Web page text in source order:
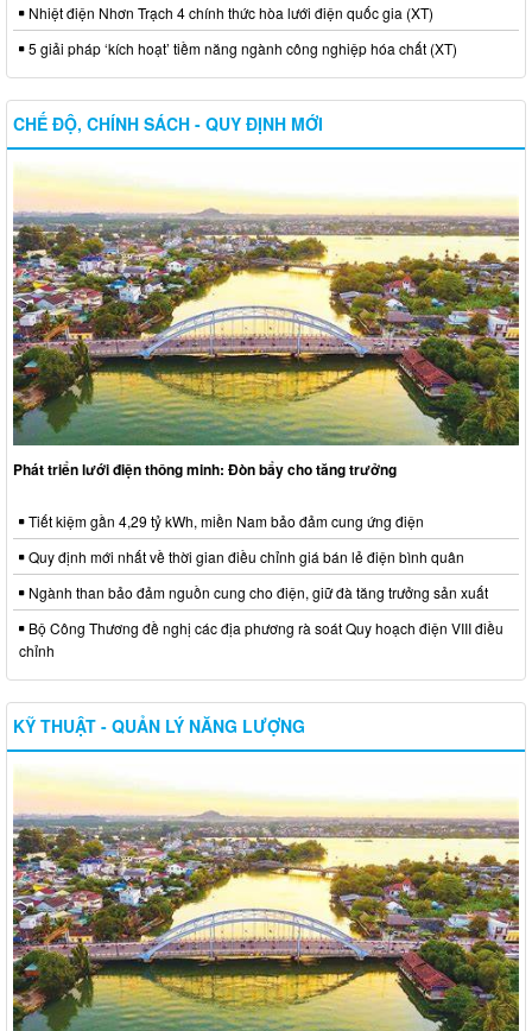
Nhiệt điện Nhơn Trạch 4 chính thức hòa lưới điện quốc gia (XT)
5 giải pháp ‘kích hoạt’ tiềm năng ngành công nghiệp hóa chất (XT)
CHẾ ĐỘ, CHÍNH SÁCH - QUY ĐỊNH MỚI
Phát triển lưới điện thông minh: Đòn bẩy cho tăng trưởng
Tiết kiệm gần 4,29 tỷ kWh, miền Nam bảo đảm cung ứng điện
Quy định mới nhất về thời gian điều chỉnh giá bán lẻ điện bình quân
Ngành than bảo đảm nguồn cung cho điện, giữ đà tăng trưởng sản xuất
Bộ Công Thương đề nghị các địa phương rà soát Quy hoạch điện VIII điều
chỉnh
KỸ THUẬT - QUẢN LÝ NĂNG LƯỢNG